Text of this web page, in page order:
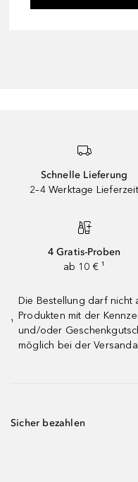
Schnelle Lieferung
2–4 Werktage Lieferzeit
4 Gratis-Proben
ab 10 € ¹
¹
Die Bestellung darf nicht
Produkten mit der
und/oder
möglich bei der
Sicher bezahlen